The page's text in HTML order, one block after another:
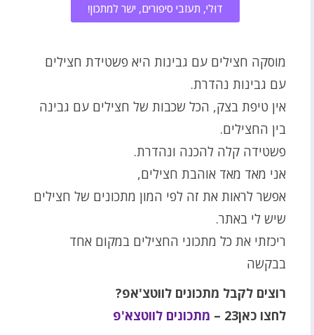
דוּלי, תעזבי סיפורים, ישר למתכון!
מוסקה חצילים עם גבינות היא פשטידת חצילים
עם גבינות נהדרת.
אין טיפת בצק, הכל שכבות של חצילים עם גבינה
בין החצילים.
פשטידה קלה להכנה ונהדרת.
אני מאד מאד אוהבת חצילים,
אפשר לראות את זה לפי המון מתכונים של חצילים
שיש לי באתר.
ריכזתי את כל מתכוני החצילים במקום אחד
בבקשה
רוצים לקבל מתכונים לווטצ'אפ?
לחצו כאן23 –
מתכונים לווטצא'פ